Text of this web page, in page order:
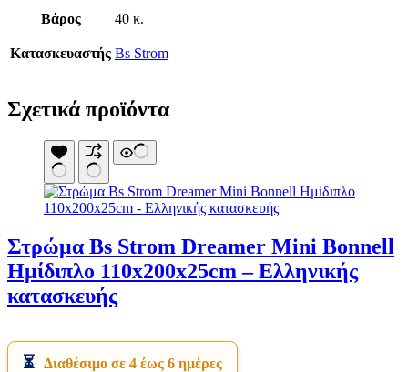
Μπαστούνια
Φούμο
Βάρος 40 κ.
Κατασκευαστής Bs Strom
Σχετικά προϊόντα
Στρώμα Bs Strom Dreamer Mini Bonnell
Ημίδιπλο 110x200x25cm – Ελληνικής
κατασκευής
Διαθέσιμο σε 4 έως 6 ημέρες